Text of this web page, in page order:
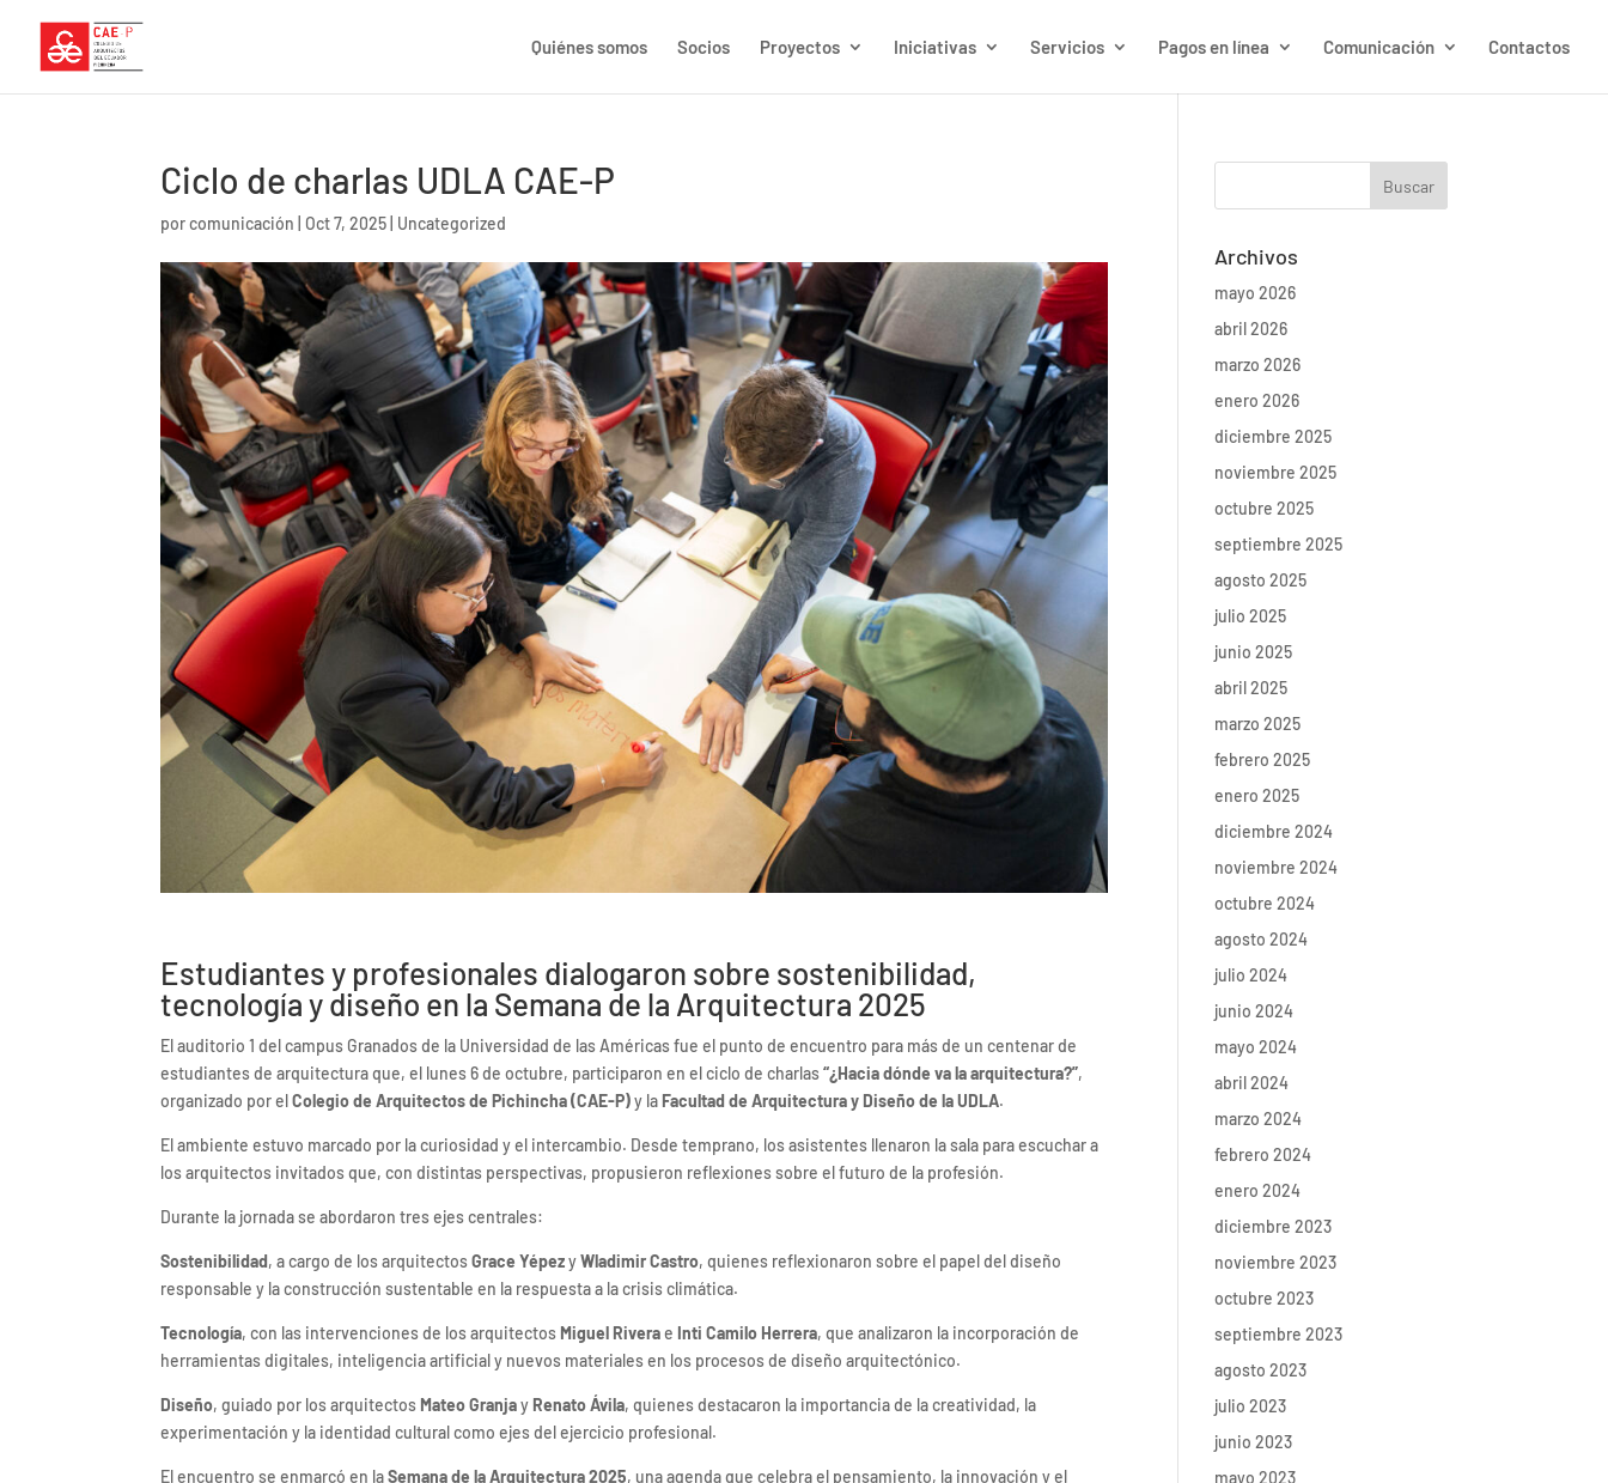
Quiénes somos Socios Proyectos Iniciativas Servicios Pagos en línea Comunicación Contactos
Ciclo de charlas UDLA CAE-P
porcomunicación Oct 7, 2025 Uncategorized
Estudiantes y profesionales dialogaron sobre sostenibilidad,
tecnología y diseño en la Semana de la Arquitectura 2025
El auditorio 1 del campus Granados de la Universidad de las Américas fue el punto de encuentro para más de un centenar de
estudiantes de arquitectura que, el lunes 6 de octubre, participaron en el ciclo de charlas“¿Hacia dónde va la arquitectura?”,
organizado por elColegio de Arquitectos de Pichincha (CAE-P)y la Facultad de Arquitectura y Diseño de la UDLA.
El ambiente estuvo marcado por la curiosidad y el intercambio. Desde temprano, los asistentes llenaron la sala para escuchar a
los arquitectos invitados que, con distintas perspectivas, propusieron reflexiones sobre el futuro de la profesión.
Durante la jornada se abordaron tres ejes centrales:
Sostenibilidad, a cargo de los arquitectosGrace YépezyWladimir Castro, quienes reflexionaron sobre el papel del diseño
responsable y la construcción sustentable en la respuesta a la crisis climática.
Tecnología, con las intervenciones de los arquitectos Miguel Riverae Inti Camilo Herrera, que analizaron la incorporación de
herramientas digitales, inteligencia artificial y nuevos materiales en los procesos de diseño arquitectónico.
Diseño, guiado por los arquitectos Mateo Granjay Renato Ávila, quienes destacaron la importancia de la creatividad, la
experimentación y la identidad cultural como ejes del ejercicio profesional.
El encuentro se enmarcó en laSemana de la Arquitectura 2025, una agenda que celebra el pensamiento, la innovación y el
Archivos
mayo 2026
abril 2026
marzo 2026
enero 2026
diciembre 2025
noviembre 2025
octubre 2025
septiembre 2025
agosto 2025
julio 2025
junio 2025
abril 2025
marzo 2025
febrero 2025
enero 2025
diciembre 2024
noviembre 2024
octubre 2024
agosto 2024
julio 2024
junio 2024
mayo 2024
abril 2024
marzo 2024
febrero 2024
enero 2024
diciembre 2023
noviembre 2023
octubre 2023
septiembre 2023
agosto 2023
julio 2023
junio 2023
mayo 2023